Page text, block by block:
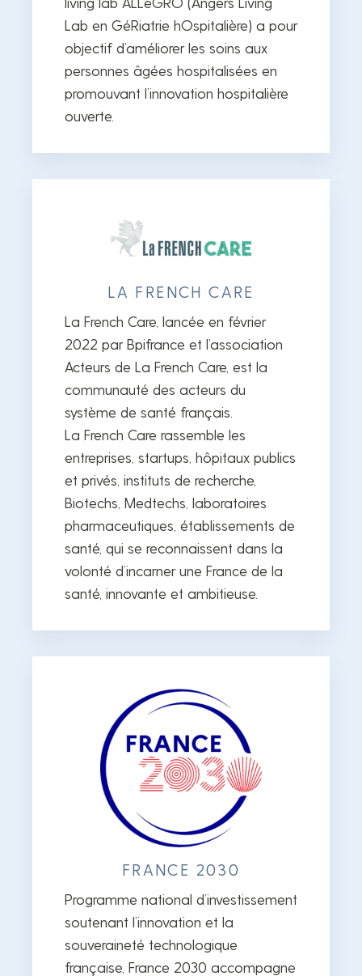
Lab en GéRiatrie hOspitalière) a pour
objectif d’améliorer les soins aux
personnes âgées hospitalisées en
promouvant l’innovation hospitalière
ouverte.
LA FRENCH CARE
La French Care, lancée en février
2022 par Bpifrance et l’association
Acteurs de La French Care, est la
communauté des acteurs du
système de santé français.
La French Care rassemble les
entreprises, startups, hôpitaux publics
et privés, instituts de recherche,
Biotechs, Medtechs, laboratoires
pharmaceutiques, établissements de
santé, qui se reconnaissent dans la
volonté d’incarner une France de la
santé, innovante et ambitieuse.
FRANCE 2030
Programme national d’investissement
soutenant l’innovation et la
souveraineté technologique
française, France 2030 accompagne